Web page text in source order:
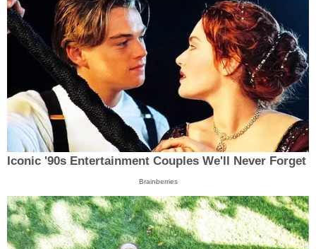
Iconic '90s Entertainment Couples We'll Never Forget
Brainberries